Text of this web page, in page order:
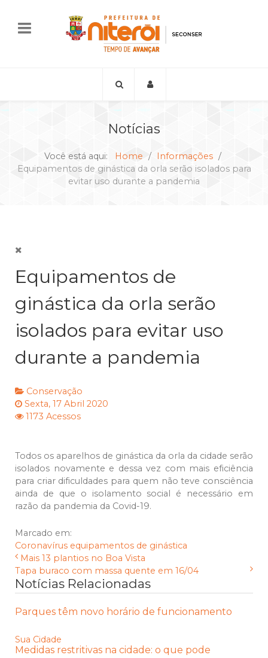
Notícias
Você está aqui: Home
Informações
Equipamentos de ginástica da orla serão isolados para
evitar uso durante a pandemia
Equipamentos de
ginástica da orla serão
isolados para evitar uso
durante a pandemia
Conservação
Sexta, 17 Abril 2020
1173 Acessos
Todos os aparelhos de ginástica da orla da cidade serão
isolados novamente e dessa vez com mais eficiência
para criar dificuldades para quem não teve consciência
ainda de que o isolamento social é necessário em
razão da pandemia da Covid-19.
Marcado em:
Coronavírus equipamentos de ginástica
Mais 13 plantios no Boa Vista
Tapa buraco com massa quente em 16/04
Notícias Relacionadas
Parques têm novo horário de funcionamento
Sua Cidade
Medidas restritivas na cidade: o que pode